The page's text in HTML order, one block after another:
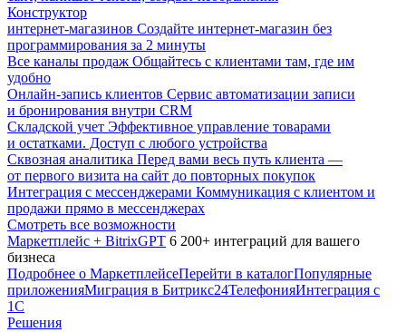
Конструктор
интернет-магазинов Создайте интернет-магазин без
программирования за 2 минуты
Все каналы продаж Общайтесь с клиентами там, где им
удобно
Онлайн-запись клиентов Сервис автоматизации записи
и бронирования внутри CRM
Складской учет Эффективное управление товарами
и остатками. Доступ с любого устройства
Сквозная аналитика Перед вами весь путь клиента —
от первого визита на сайт до повторных покупок
Интеграция с мессенджерами Коммуникация с клиентом и
продажи прямо в мессенджерах
Смотреть все возможности
Маркетплейс + BitrixGPT 6 200+ интеграций для вашего
бизнеса
Подробнее о МаркетплейсеПерейти в каталогПопулярные
приложенияМиграция в Битрикс24ТелефонияИнтеграция с
1С
Решения